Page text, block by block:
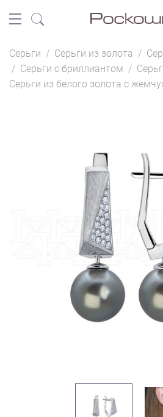
Серьги / Серьги из золота /
/ Серьги с бриллиантом /
Серьги из белого золота с